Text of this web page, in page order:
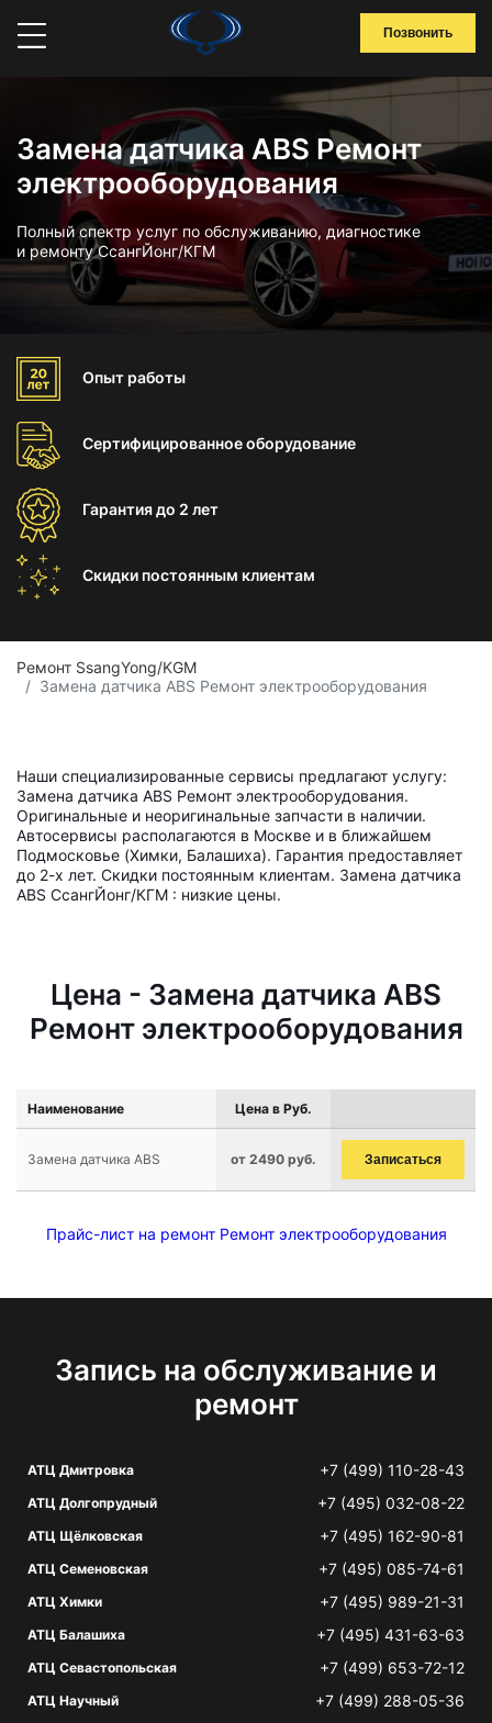
Позвонить
Замена датчика ABS Ремонт
электрооборудования
Полный спектр услуг по обслуживанию, диагностике
и ремонту СсангЙонг/КГМ
Опыт работы
Сертифицированноеоборудование
Гарантиядо 2 лет
Скидки постоянным клиентам
Ремонт SsangYong/KGM
Замена датчика ABS Ремонт электрооборудования
Наши специализированные сервисы предлагают услугу:
Замена датчика ABS Ремонт электрооборудования.
Оригинальные и неоригинальные запчасти в наличии.
Автосервисы располагаются в Москве и в ближайшем
Подмосковье (Химки, Балашиха). Гарантия предоставляет
до 2-х лет. Скидки постоянным клиентам. Замена датчика
ABS СсангЙонг/КГМ : низкие цены.
Цена - Замена датчика ABS
Ремонт электрооборудования
Наименование Цена в Руб.
Замена датчика ABS от 2490 руб. Записаться
Прайс-лист на ремонт Ремонт электрооборудования
Запись на обслуживание и
ремонт
АТЦ Дмитровка +7 (499) 110-28-43
АТЦ Долгопрудный +7 (495) 032-08-22
АТЦ Щёлковская +7 (495) 162-90-81
АТЦ Семеновская +7 (495) 085-74-61
АТЦ Химки +7 (495) 989-21-31
АТЦ Балашиха +7 (495) 431-63-63
АТЦ Севастопольская +7 (499) 653-72-12
АТЦ Научный +7 (499) 288-05-36